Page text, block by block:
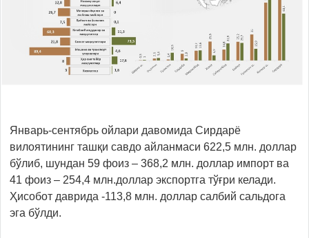
Январь-сентябрь ойлари давомида Сирдарё
вилоятининг ташқи савдо айланмаси 622,5 млн. доллар
бўлиб, шундан 59 фоиз – 368,2 млн. доллар импорт ва
41 фоиз – 254,4 млн.доллар экспортга тўғри келади.
Ҳисобот даврида -113,8 млн. доллар салбий сальдога
эга бўлди.